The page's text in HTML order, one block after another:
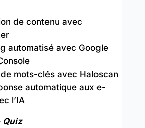
de contenu avec
automatisé avec Google
mots-clés avec Haloscan
automatique aux e-
l’IA
Quiz